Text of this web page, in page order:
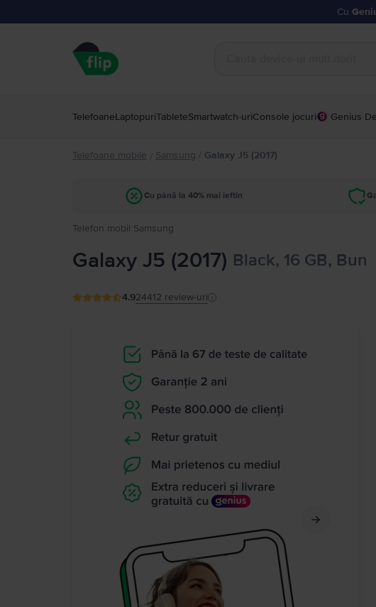
Cu
TelefoaneLaptopuriTableteSmartwatch-uriConsole jocuri Genius
Telefoane mobile / Samsung / Galaxy J5 (2017)
Cu până la 40% mai ieftin
Telefon mobil Samsung
Galaxy J5 (2017) Black, 16 GB, Bun
4.924412 review-uri